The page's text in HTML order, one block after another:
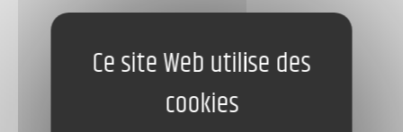
Dernière modification le 04/06/2018